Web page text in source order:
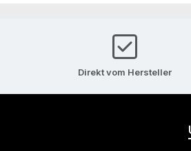
Direkt vom Hersteller